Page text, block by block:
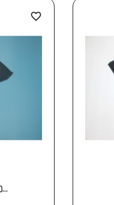
favorite_border